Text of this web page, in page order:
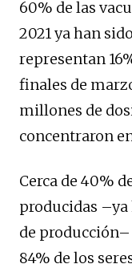
60% de las
2021 ya han
representan
finales de
millones de
concentraron
Cerca de 40%
producidas –ya
de
84% de los